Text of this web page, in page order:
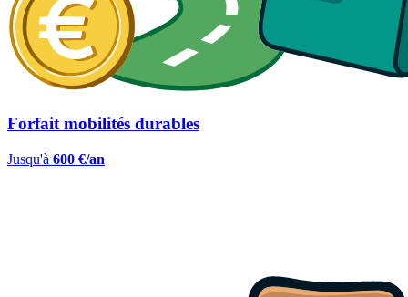
Forfait mobilités durables
Jusqu'à 600 €/an